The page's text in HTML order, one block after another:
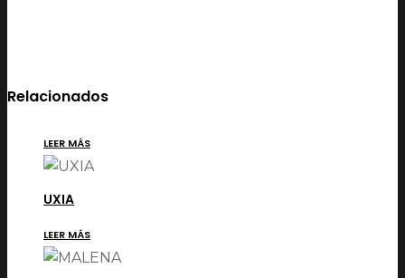
Relacionados
LEER MÁS
UXIA
LEER MÁS